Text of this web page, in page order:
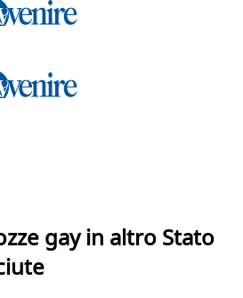
gay in altro Stato